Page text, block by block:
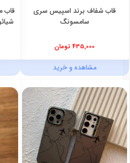
قاب شفاف برند اسپیس سری
سامسونگ
435,000 تومان
مشاهده و خرید
قاب